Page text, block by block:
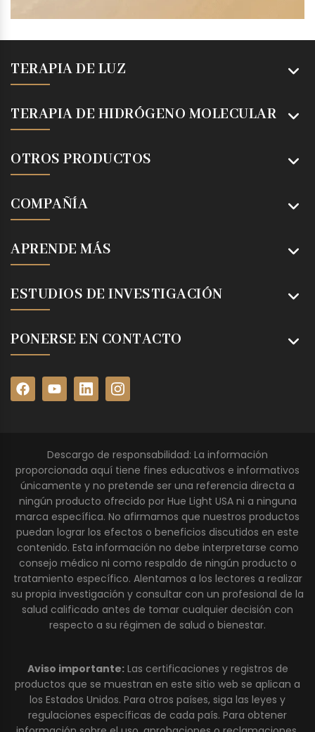
TERAPIA DE LUZ
TERAPIA DE HIDRÓGENO MOLECULAR
OTROS PRODUCTOS
COMPAÑÍA
APRENDE MÁS
ESTUDIOS DE INVESTIGACIÓN
PONERSE EN CONTACTO
Descargo de responsabilidad: La información
proporcionada aquí tiene fines educativos e informativos
únicamente y no pretende ser una referencia directa a
ningún producto ofrecido por Hue Light USA ni a ninguna
marca específica. No afirmamos que nuestros productos
puedan lograr los efectos o beneficios discutidos en este
contenido. Esta información no debe interpretarse como
consejo médico ni como respaldo de ningún producto o
tratamiento específico. Alentamos a los lectores a realizar
su propia investigación y consultar con un profesional de la
salud calificado antes de tomar cualquier decisión con
respecto a su régimen de salud o bienestar.
Aviso importante:Las certificaciones y registros de
productos que se muestran en este sitio web se aplican a
los Estados Unidos. Para otros países, siga las leyes y
regulaciones específicas de cada país. Para obtener